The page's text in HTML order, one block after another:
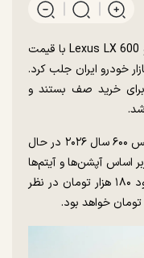
تکمیل سریع ظرفیت فروش خودرو Lexus LX 600 با قیمت
خودرو ایران جلب کرد.
خرید صف بستند و
خودروی لکسوس ال ایکس ۶۰۰ سال ۲۰۲۶ در حال
هزار تا ۱۱۷ هزار دلاربر اساس آپشن‌ها و آیتم‌ها
قیمت دارد که اگر نرخ دلار را ایران را حدود ۱۸۰ هزار تومان در نظر